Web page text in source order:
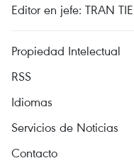
Editor en jefe: TRAN
Propiedad Intelectual
RSS
Idiomas
Servicios de Noticias
Contacto